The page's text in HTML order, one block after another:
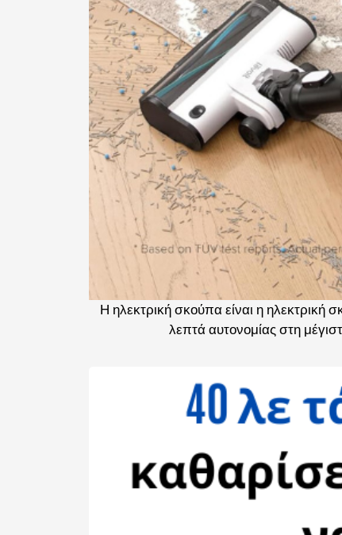
Η ηλεκτρική σκούπα είναι η ηλεκτρική
λεπτά αυτονομίας στη